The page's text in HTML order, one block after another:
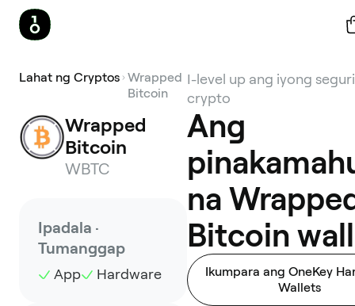
Lahat ng Cryptos Wrapped
Bitcoin
Wrapped
Bitcoin
WBTC
Ipadala ·
Tumanggap
App Hardware
I-level up ang iyong
crypto
Ang
na
Bitcoin
Ikumpara ang OneKey
Wallets